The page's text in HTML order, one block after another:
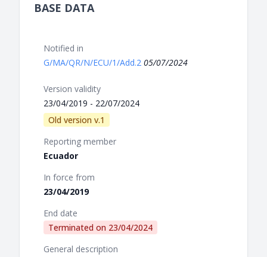
BASE DATA
Notified in
G/MA/QR/N/ECU/1/Add.2 05/07/2024
Version validity
23/04/2019 - 22/07/2024
Old version v.1
Reporting member
Ecuador
In force from
23/04/2019
End date
Terminated on 23/04/2024
General description